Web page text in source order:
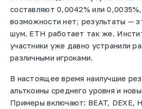
составляют 0,0042% или
возможности нет; результаты —
шум. ETH работает так же.
участники уже давно устранили
различными игроками.
В настоящее время наилучшие
альткоины среднего уровня и
Примеры включают: BEAT, DEXE,